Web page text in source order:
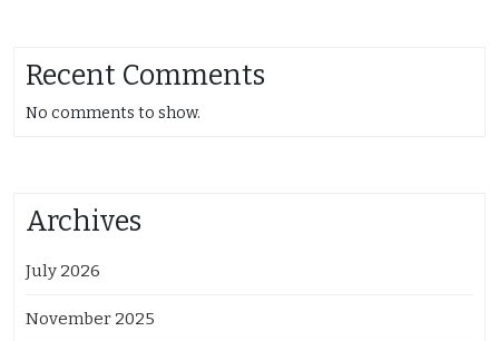
Recent Comments
No comments to show.
Archives
July 2026
November 2025